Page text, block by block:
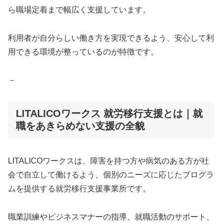
ら職場定着まで幅広く支援しています。
利用者が自分らしい働き方を実現できるよう、安心して利
用できる環境が整っているのが特徴です。
－
LITALICOワークス 就労移行支援とは｜就
職をあきらめない支援の全貌
LITALICOワークスは、障害を持つ方や病気のある方が社
会で自立して働けるよう、個別のニーズに応じたプログラ
ムを提供する就労移行支援事業所です。
職業訓練やビジネスマナーの指導、就職活動のサポート、